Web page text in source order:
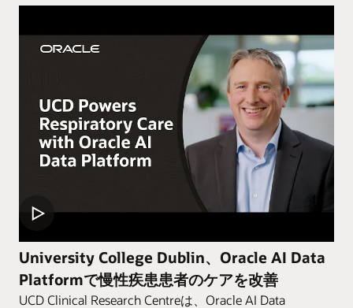
University College Dublin、Oracle AI Data
Platformで慢性疾患患者のケアを改善
UCD Clinical Research Centreは、Oracle AI Data